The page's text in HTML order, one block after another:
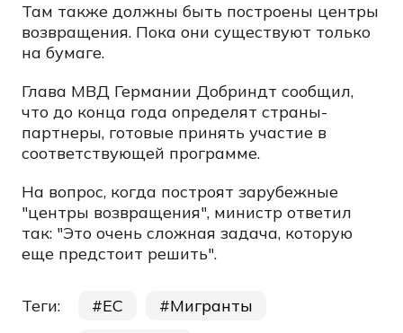
Там также должны быть построены центры
возвращения. Пока они существуют только
на бумаге.
Глава МВД Германии Добриндт сообщил,
что до конца года определят страны-
партнеры, готовые принять участие в
соответствующей программе.
На вопрос, когда построят зарубежные
"центры возвращения", министр ответил
так: "Это очень сложная задача, которую
еще предстоит решить".
Теги: ЕС
Мигранты